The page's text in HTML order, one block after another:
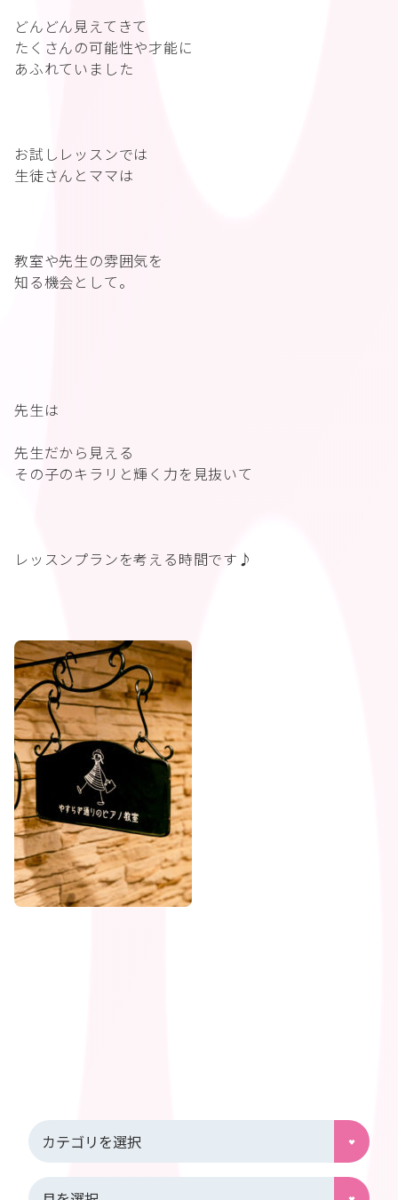
どんどん見えてきて
たくさんの可能性や才能に
あふれていました
お試しレッスンでは
生徒さんとママは
教室や先生の雰囲気を
知る機会として。
先生は
先生だから見える
その子のキラリと輝く力を見抜いて
レッスンプランを考える時間です♪